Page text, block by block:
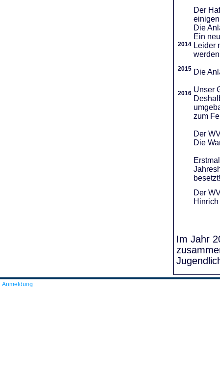
2014
2015
2016
Der
Die
Ein
Leider
Die
Unser
zum
Der
Die
besetzt!
Der
Im Jahr
Anmeldung